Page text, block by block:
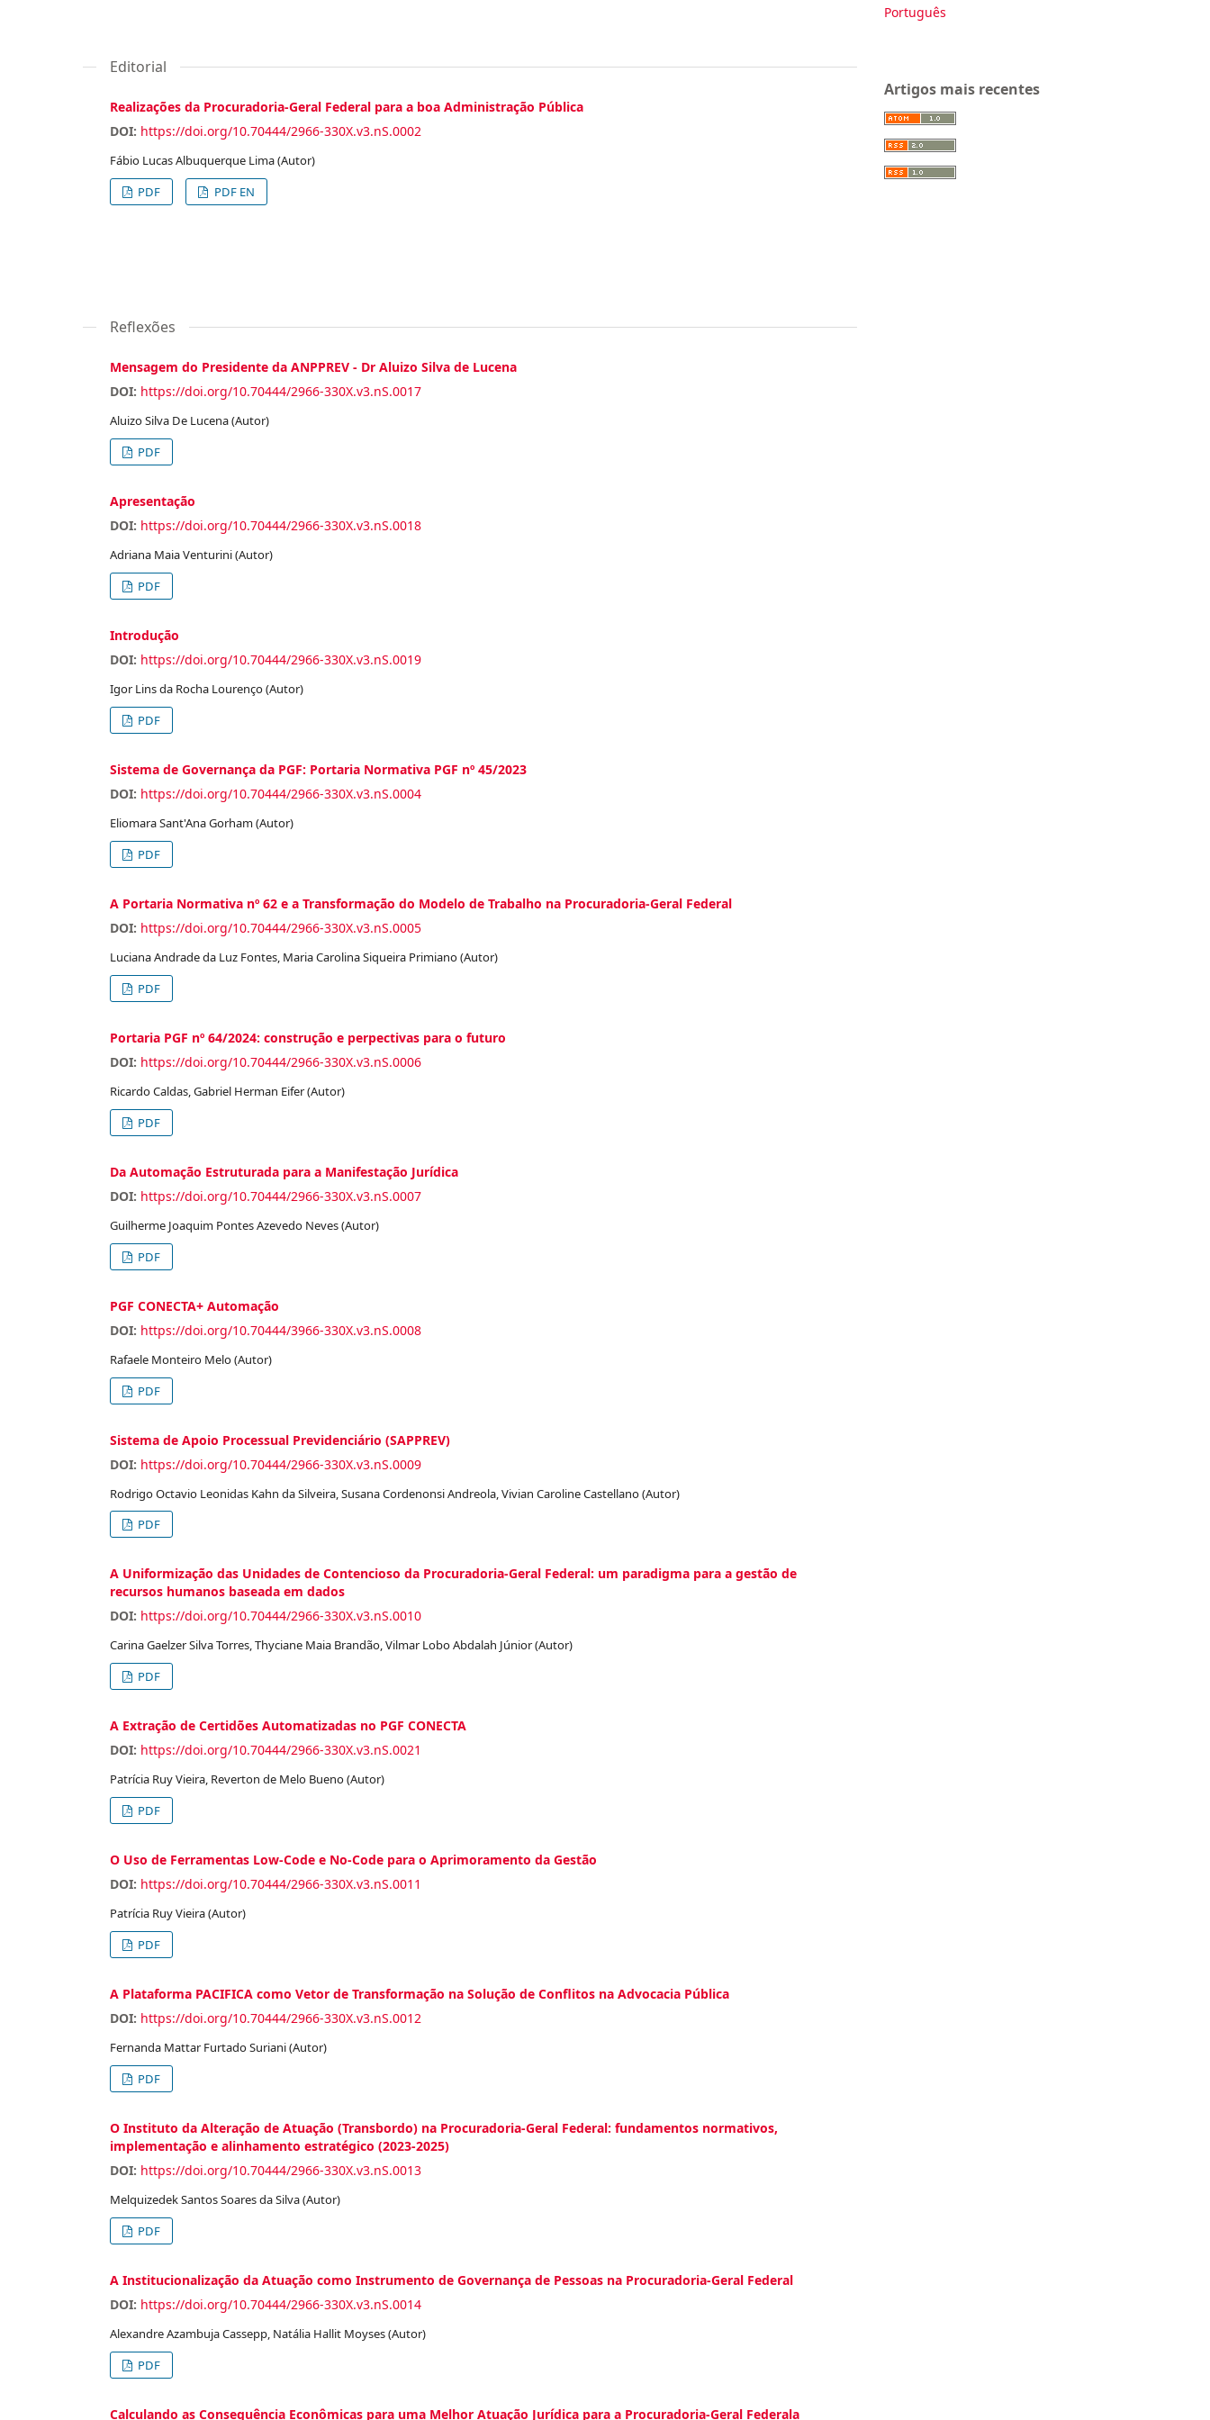
Editorial
Realizações da Procuradoria-Geral Federal para a boa Administração Pública
DOI: https://doi.org/10.70444/2966-330X.v3.nS.0002
Fábio Lucas Albuquerque Lima (Autor)
PDF
PDF EN
Reflexões
Mensagem do Presidente da ANPPREV - Dr Aluizo Silva de Lucena
DOI: https://doi.org/10.70444/2966-330X.v3.nS.0017
Aluizo Silva De Lucena (Autor)
PDF
Apresentação
DOI: https://doi.org/10.70444/2966-330X.v3.nS.0018
Adriana Maia Venturini (Autor)
PDF
Introdução
DOI: https://doi.org/10.70444/2966-330X.v3.nS.0019
Igor Lins da Rocha Lourenço (Autor)
PDF
Sistema de Governança da PGF: Portaria Normativa PGF nº 45/2023
DOI: https://doi.org/10.70444/2966-330X.v3.nS.0004
Eliomara Sant'Ana Gorham (Autor)
PDF
A Portaria Normativa nº 62 e a Transformação do Modelo de Trabalho na Procuradoria-Geral Federal
DOI: https://doi.org/10.70444/2966-330X.v3.nS.0005
Luciana Andrade da Luz Fontes, Maria Carolina Siqueira Primiano (Autor)
PDF
Portaria PGF nº 64/2024: construção e perpectivas para o futuro
DOI: https://doi.org/10.70444/2966-330X.v3.nS.0006
Ricardo Caldas, Gabriel Herman Eifer (Autor)
PDF
Da Automação Estruturada para a Manifestação Jurídica
DOI: https://doi.org/10.70444/2966-330X.v3.nS.0007
Guilherme Joaquim Pontes Azevedo Neves (Autor)
PDF
PGF CONECTA+ Automação
DOI: https://doi.org/10.70444/3966-330X.v3.nS.0008
Rafaele Monteiro Melo (Autor)
PDF
Sistema de Apoio Processual Previdenciário (SAPPREV)
DOI: https://doi.org/10.70444/2966-330X.v3.nS.0009
Rodrigo Octavio Leonidas Kahn da Silveira, Susana Cordenonsi Andreola, Vivian Caroline Castellano (Autor)
PDF
A Uniformização das Unidades de Contencioso da Procuradoria-Geral Federal: um paradigma para a gestão de
recursos humanos baseada em dados
DOI: https://doi.org/10.70444/2966-330X.v3.nS.0010
Carina Gaelzer Silva Torres, Thyciane Maia Brandão, Vilmar Lobo Abdalah Júnior (Autor)
PDF
A Extração de Certidões Automatizadas no PGF CONECTA
DOI: https://doi.org/10.70444/2966-330X.v3.nS.0021
Patrícia Ruy Vieira, Reverton de Melo Bueno (Autor)
PDF
O Uso de Ferramentas Low-Code e No-Code para o Aprimoramento da Gestão
DOI: https://doi.org/10.70444/2966-330X.v3.nS.0011
Patrícia Ruy Vieira (Autor)
PDF
A Plataforma PACIFICA como Vetor de Transformação na Solução de Conflitos na Advocacia Pública
DOI: https://doi.org/10.70444/2966-330X.v3.nS.0012
Fernanda Mattar Furtado Suriani (Autor)
PDF
O Instituto da Alteração de Atuação (Transbordo) na Procuradoria-Geral Federal: fundamentos normativos,
implementação e alinhamento estratégico (2023-2025)
DOI: https://doi.org/10.70444/2966-330X.v3.nS.0013
Melquizedek Santos Soares da Silva (Autor)
PDF
A Institucionalização da Atuação como Instrumento de Governança de Pessoas na Procuradoria-Geral Federal
DOI: https://doi.org/10.70444/2966-330X.v3.nS.0014
Alexandre Azambuja Cassepp, Natália Hallit Moyses (Autor)
PDF
Calculando as Consequência Econômicas para uma Melhor Atuação Jurídica para a Procuradoria-Geral Federala
Português
Artigos mais recentes